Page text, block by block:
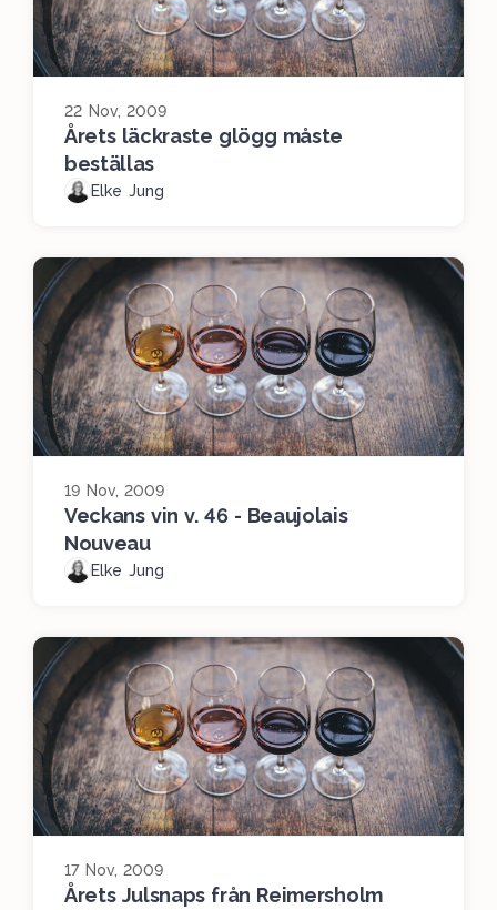
22 Nov, 2009
Årets läckraste glögg måste
beställas
Elke Jung
19 Nov, 2009
Veckans vin v. 46 - Beaujolais
Nouveau
Elke Jung
17 Nov, 2009
Årets Julsnaps från Reimersholm